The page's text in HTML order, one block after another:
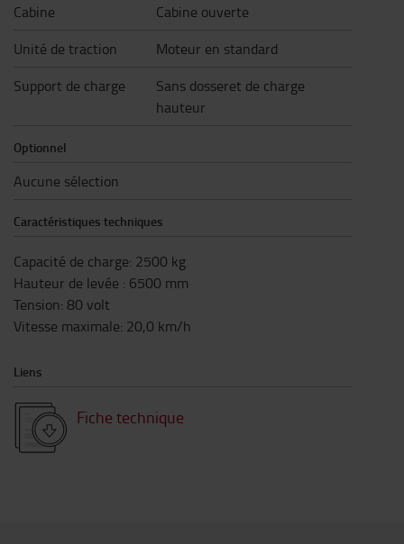
Cabine
Cabine ouverte
Unité de traction
Moteur en standard
Support de charge
Sans dosseret de charge
hauteur
Optionnel
Aucune sélection
Caractéristiques techniques
Capacité de charge: 2500 kg
Hauteur de levée : 6500 mm
Tension: 80 volt
Vitesse maximale: 20,0 km/h
Liens
Fiche technique